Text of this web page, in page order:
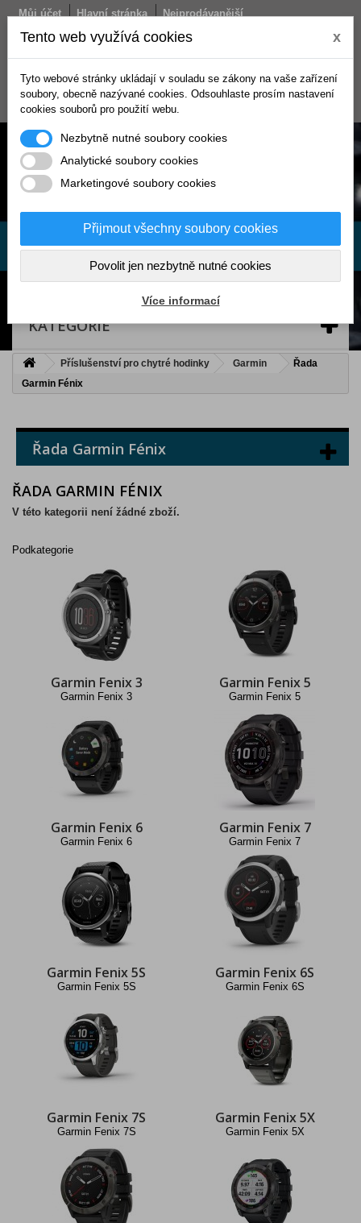
Můj účet Hlavní stránka
Nejprodávanější
Obchodní podmínky
Doprava
Košík (prázdný)
KATEGORIE
Příslušenství pro chytré hodinky Garmin
Řada
Garmin Fénix
Řada Garmin Fénix
ŘADA GARMIN FÉNIX
V této kategorii není žádné zboží.
Podkategorie
Garmin Fenix 3
Garmin Fenix 3
Garmin Fenix 5
Garmin Fenix 5
Garmin Fenix 6
Garmin Fenix 6
Garmin Fenix 7
Garmin Fenix 7
Garmin Fenix 5S
Garmin Fenix 5S
Garmin Fenix 6S
Garmin Fenix 6S
Garmin Fenix 7S
Garmin Fenix 7S
Garmin Fenix 5X
Garmin Fenix 5X
Tento web využívá cookies x
Tyto webové stránky ukládají v souladu se zákony na vaše zařízení
soubory, obecně nazývané cookies. Odsouhlaste prosím nastavení
cookies souborů pro použití webu.
Nezbytně nutné soubory cookies
Analytické soubory cookies
Marketingové soubory cookies
Přijmout všechny soubory cookies
Povolit jen nezbytně nutné cookies
Více informací